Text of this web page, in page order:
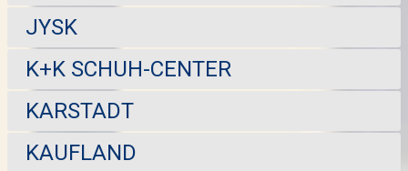
JYSK
K+K SCHUH-CENTER
KARSTADT
KAUFLAND